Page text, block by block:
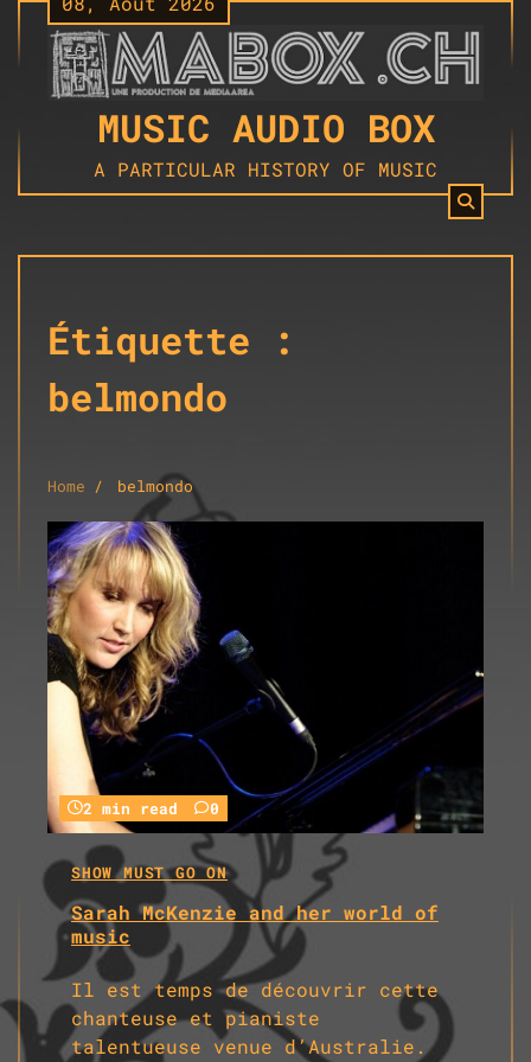
Skip
to
content
MUSIC AUDIO BOX
A PARTICULAR HISTORY OF MUSIC
Étiquette :
belmondo
Home belmondo
2 min read 0
SHOW MUST GO ON
Sarah McKenzie and her world of
music
Il est temps de découvrir cette
chanteuse et pianiste
talentueuse venue d’Australie.